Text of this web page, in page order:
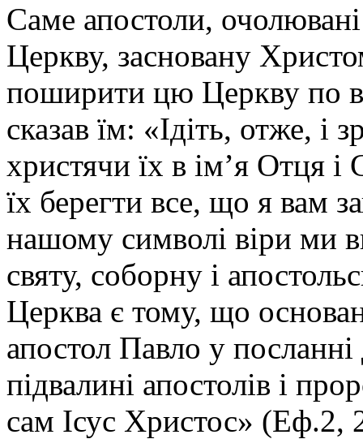
Саме апостоли,
Церкву, засновану
поширити цю Церкву по
сказав їм: «Ідіть, отже, і
христячи їх в ім’я Отця
їх берегти все, що я вам
нашому символі віри ми
святу, соборну і
Церква є тому, що
апостол Павло у
підвалині апостолів і
сам Ісус Христос» (Еф.2,